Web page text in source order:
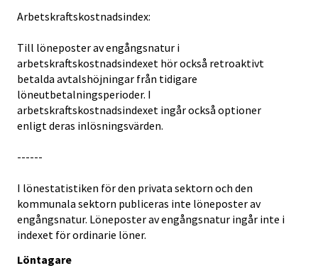
Arbetskraftskostnadsindex:
Till löneposter av engångsnatur i
arbetskraftskostnadsindexet hör också retroaktivt
betalda avtalshöjningar från tidigare
löneutbetalningsperioder. I
arbetskraftskostnadsindexet ingår också optioner
enligt deras inlösningsvärden.
------
I lönestatistiken för den privata sektorn och den
kommunala sektorn publiceras inte löneposter av
engångsnatur. Löneposter av engångsnatur ingår inte i
indexet för ordinarie löner.
Löntagare